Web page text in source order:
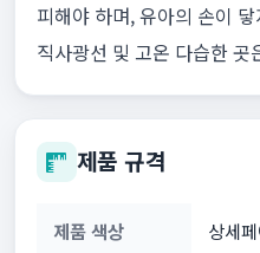
피해야 하며, 유아의 손이
직사광선 및 고온 다습한
제품 규격
제품 색상 상세